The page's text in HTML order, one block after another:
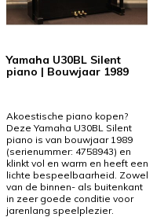
Yamaha U30BL Silent
piano | Bouwjaar 1989
Akoestische piano kopen?
Deze Yamaha U30BL Silent
piano is van bouwjaar 1989
(serienummer: 4758943) en
klinkt vol en warm en heeft een
lichte bespeelbaarheid. Zowel
van de binnen- als buitenkant
in zeer goede conditie voor
jarenlang speelplezier.